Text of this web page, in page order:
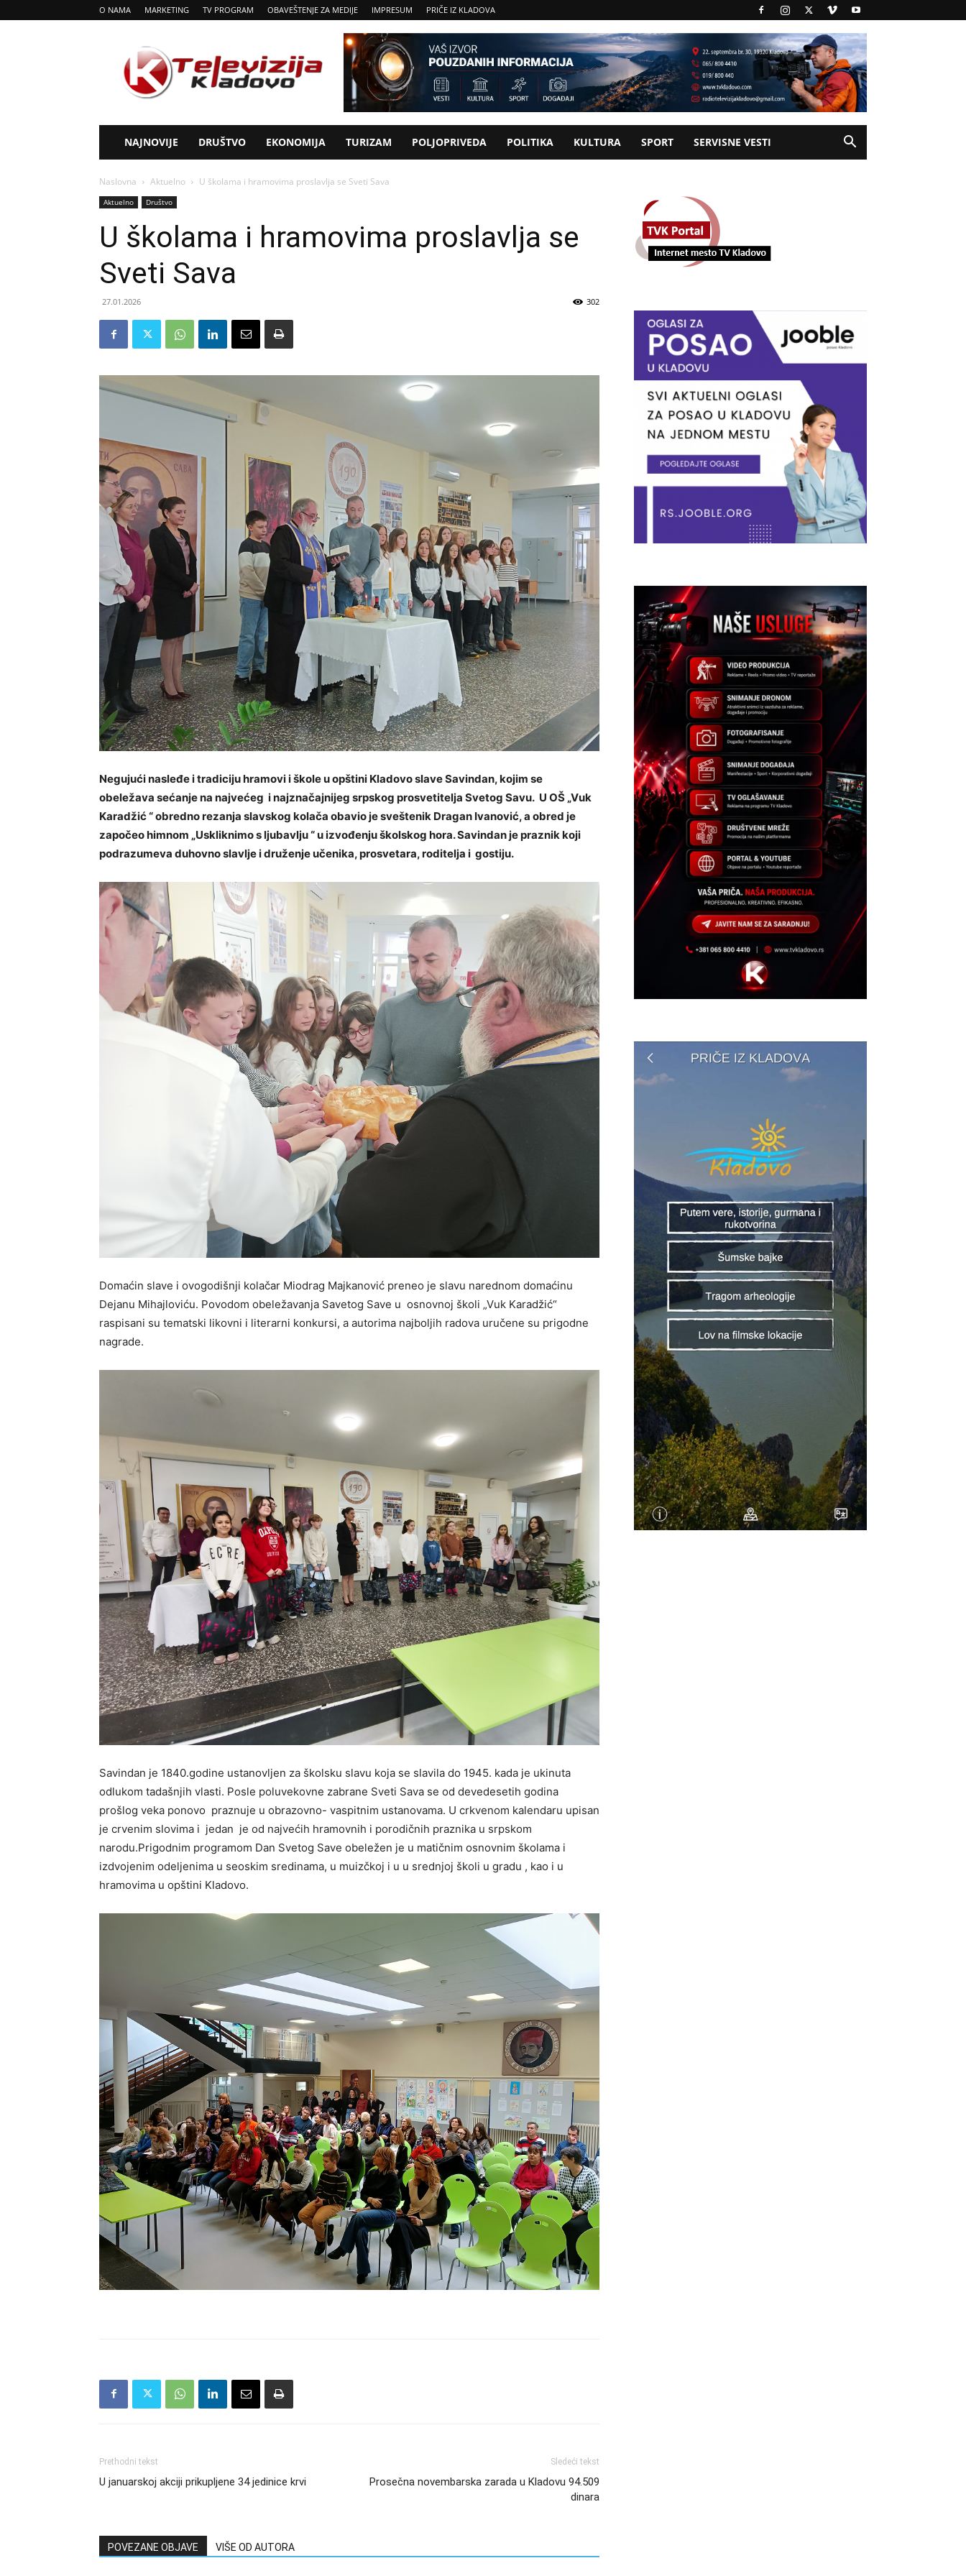
O NAMA MARKETING TV PROGRAM OBAVEŠTENJE ZA MEDIJE IMPRESUM PRIČE IZ KLADOVA
Tv
Kladovo
NAJNOVIJE DRUŠTVO EKONOMIJA TURIZAM POLJOPRIVEDA POLITIKA KULTURA SPORT SERVISNE VESTI
Naslovna Aktuelno U školama i hramovima proslavlja se Sveti Sava
Aktuelno Društvo
U školama i hramovima proslavlja se
Sveti Sava
27.01.2026 302
Negujući nasleđe i tradiciju hramovi i škole u opštini Kladovo slave Savindan, kojim se
obeležava sećanje na najvećeg i najznačajnijeg srpskog prosvetitelja Svetog Savu. U OŠ „Vuk
Karadžić “ obredno rezanja slavskog kolača obavio je sveštenik Dragan Ivanović, a obred je
započeo himnom „Uskliknimo s ljubavlju “ u izvođenju školskog hora. Savindan je praznik koji
podrazumeva duhovno slavlje i druženje učenika, prosvetara, roditelja i gostiju.
Domaćin slave i ovogodišnji kolačar Miodrag Majkanović preneo je slavu narednom domaćinu
Dejanu Mihajloviću. Povodom obeležavanja Savetog Save u osnovnoj školi „Vuk Karadžić“
raspisani su tematski likovni i literarni konkursi, a autorima najboljih radova uručene su prigodne
nagrade.
Savindan je 1840.godine ustanovljen za školsku slavu koja se slavila do 1945. kada je ukinuta
odlukom tadašnjih vlasti. Posle poluvekovne zabrane Sveti Sava se od devedesetih godina
prošlog veka ponovo praznuje u obrazovno- vaspitnim ustanovama. U crkvenom kalendaru upisan
je crvenim slovima i jedan je od najvećih hramovnih i porodičnih praznika u srpskom
narodu.Prigodnim programom Dan Svetog Save obeležen je u matičnim osnovnim školama i
izdvojenim odeljenima u seoskim sredinama, u muizčkoj i u u srednjoj školi u gradu , kao i u
hramovima u opštini Kladovo.
Prethodni tekst
U januarskoj akciji prikupljene 34 jedinice krvi
Sledeći tekst
Prosečna novembarska zarada u Kladovu 94.509
dinara
POVEZANE OBJAVE VIŠE OD AUTORA